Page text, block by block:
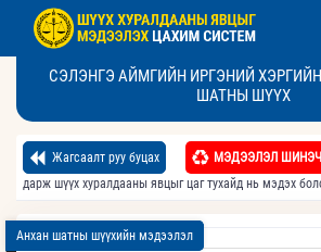
СЭЛЭНГЭ АЙМГИЙН ИРГЭНИЙ
ШАТНЫ ШҮҮХ
Жагсаалт руу буцах МЭДЭЭЛЭЛ
дарж шүүх хуралдааны явцыг цаг тухайд нь мэдэх
Анхан шатны шүүхийн мэдээлэл